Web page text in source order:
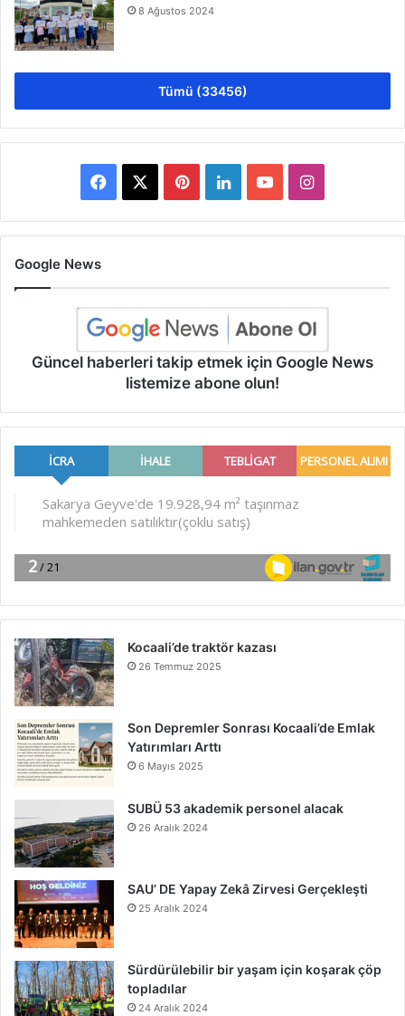
8 Ağustos 2024
Tümü (33456)
Facebook PinterestLinkedInYouTubeInstagram
Google News
Güncel haberleri takip etmek için Google News
listemize abone olun!
Kocaali’de traktör kazası
26 Temmuz 2025
Son Depremler Sonrası Kocaali’de Emlak
Yatırımları Arttı
6 Mayıs 2025
SUBÜ 53 akademik personel alacak
26 Aralık 2024
SAU’ DE Yapay Zekâ Zirvesi Gerçekleşti
25 Aralık 2024
Sürdürülebilir bir yaşam için koşarak çöp
topladılar
24 Aralık 2024